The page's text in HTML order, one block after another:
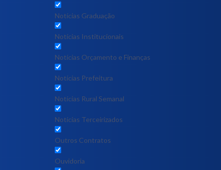
Notícias Graduação
Notícias Institucionais
Notícias Orçamento e Finanças
Notícias Prefeitura
Notícias Rural Semanal
Notícias Terceirizados
Outros Contratos
Ouvidoria